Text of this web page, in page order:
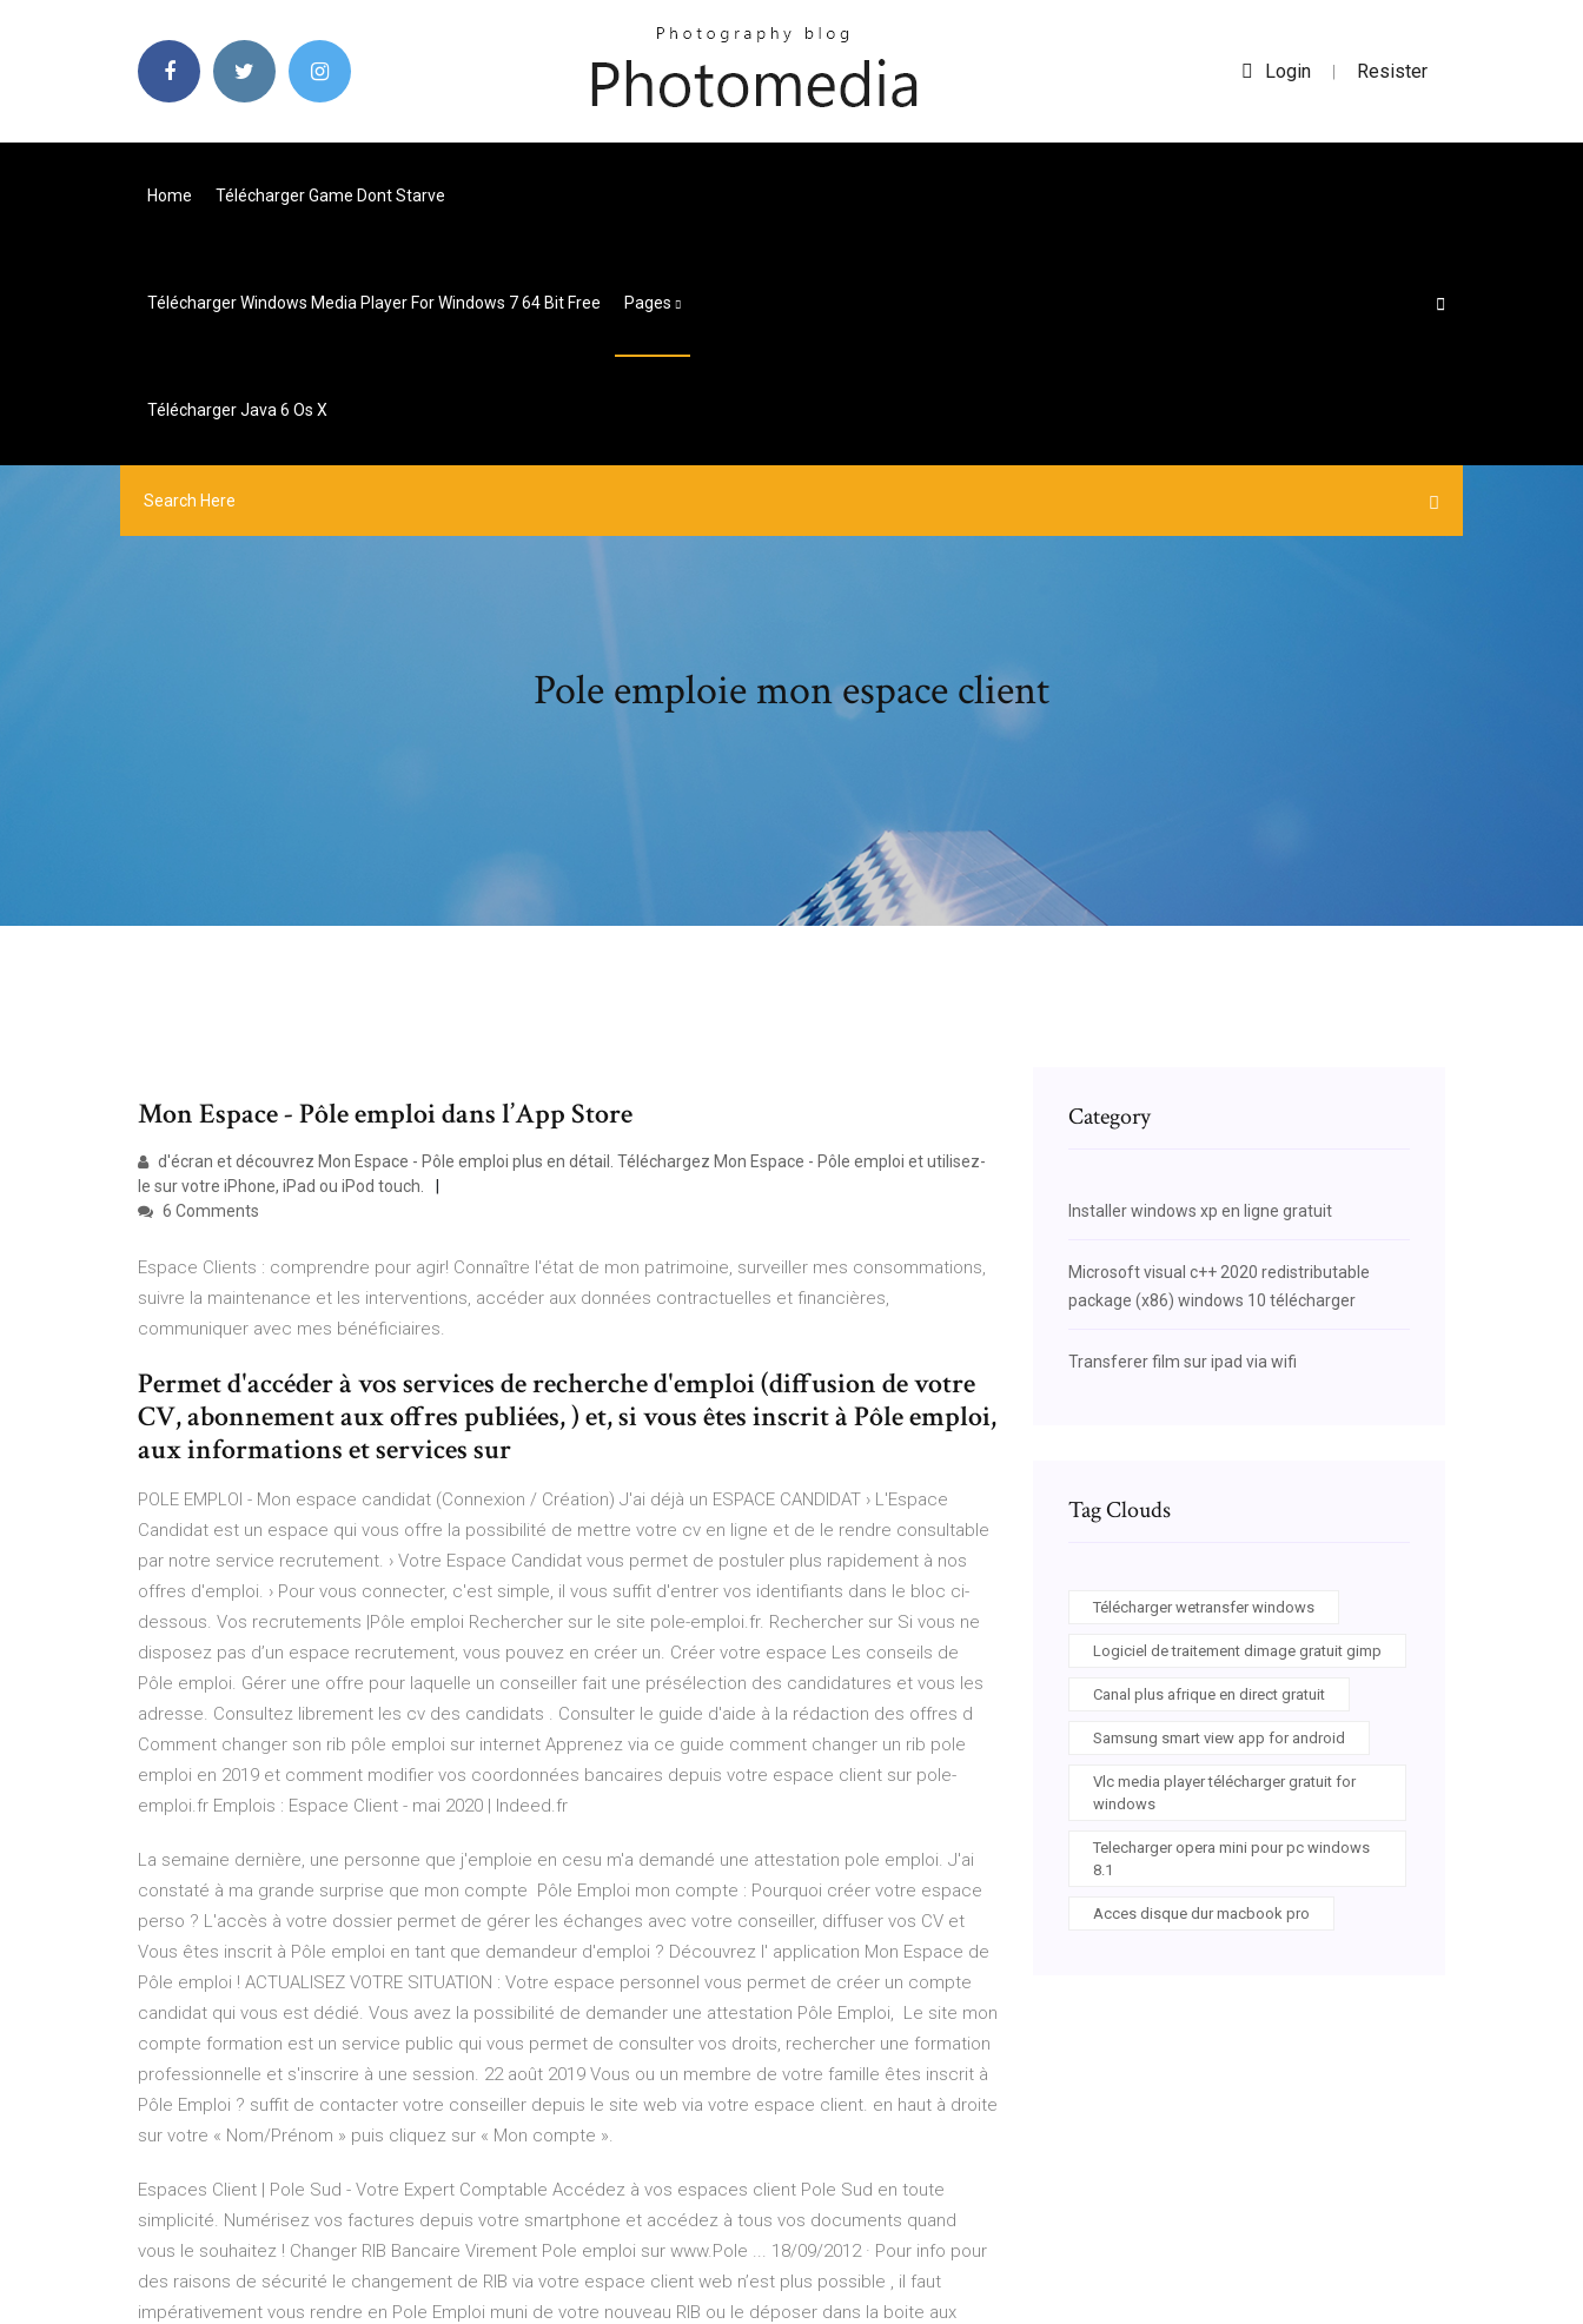
Login | Resister
Home Télécharger Game Dont Starve
Télécharger Windows Media Player For Windows 7 64 Bit Free Pages
Télécharger Java 6 Os X
Pole emploie mon espace client
‎Mon Espace - Pôle emploi dans l’App Store
d'écran et découvrez Mon Espace - Pôle emploi plus en détail. Téléchargez Mon Espace - Pôle emploi et utilisez-
le sur votre iPhone, iPad ou iPod touch.
6 Comments
Espace Clients : comprendre pour agir! Connaître l'état de mon patrimoine, surveiller mes consommations,
suivre la maintenance et les interventions, accéder aux données contractuelles et financières,
communiquer avec mes bénéficiaires.
Permet d'accéder à vos services de recherche d'emploi (diffusion de votre
CV, abonnement aux offres publiées, ) et, si vous êtes inscrit à Pôle emploi,
aux informations et services sur
POLE EMPLOI - Mon espace candidat (Connexion / Création) J'ai déjà un ESPACE CANDIDAT › L'Espace
Candidat est un espace qui vous offre la possibilité de mettre votre cv en ligne et de le rendre consultable
par notre service recrutement. › Votre Espace Candidat vous permet de postuler plus rapidement à nos
offres d'emploi. › Pour vous connecter, c'est simple, il vous suffit d'entrer vos identifiants dans le bloc ci-
dessous. Vos recrutements |Pôle emploi Rechercher sur le site pole-emploi.fr. Rechercher sur Si vous ne
disposez pas d’un espace recrutement, vous pouvez en créer un. Créer votre espace Les conseils de
Pôle emploi. Gérer une offre pour laquelle un conseiller fait une présélection des candidatures et vous les
adresse. Consultez librement les cv des candidats . Consulter le guide d'aide à la rédaction des offres d
Comment changer son rib pôle emploi sur internet Apprenez via ce guide comment changer un rib pole
emploi en 2019 et comment modifier vos coordonnées bancaires depuis votre espace client sur pole-
emploi.fr Emplois : Espace Client - mai 2020 | Indeed.fr
La semaine dernière, une personne que j'emploie en cesu m'a demandé une attestation pole emploi. J'ai
constaté à ma grande surprise que mon compte Pôle Emploi mon compte : Pourquoi créer votre espace
perso ? L'accès à votre dossier permet de gérer les échanges avec votre conseiller, diffuser vos CV et
Vous êtes inscrit à Pôle emploi en tant que demandeur d'emploi ? Découvrez l' application Mon Espace de
Pôle emploi ! ACTUALISEZ VOTRE SITUATION : Votre espace personnel vous permet de créer un compte
candidat qui vous est dédié. Vous avez la possibilité de demander une attestation Pôle Emploi, Le site mon
compte formation est un service public qui vous permet de consulter vos droits, rechercher une formation
professionnelle et s'inscrire à une session. 22 août 2019 Vous ou un membre de votre famille êtes inscrit à
Pôle Emploi ? suffit de contacter votre conseiller depuis le site web via votre espace client. en haut à droite
sur votre « Nom/Prénom » puis cliquez sur « Mon compte ».
Espaces Client | Pole Sud - Votre Expert Comptable Accédez à vos espaces client Pole Sud en toute
simplicité. Numérisez vos factures depuis votre smartphone et accédez à tous vos documents quand
vous le souhaitez ! Changer RIB Bancaire Virement Pole emploi sur www.Pole ... 18/09/2012 · Pour info pour
des raisons de sécurité le changement de RIB via votre espace client web n’est plus possible , il faut
impérativement vous rendre en Pole Emploi muni de votre nouveau RIB ou le déposer dans la boite aux
Category
Installer windows xp en ligne gratuit
Microsoft visual c++ 2020 redistributable
package (x86) windows 10 télécharger
Transferer film sur ipad via wifi
Tag Clouds
Télécharger wetransfer windows
Logiciel de traitement dimage gratuit gimp
Canal plus afrique en direct gratuit
Samsung smart view app for android
Vlc media player télécharger gratuit for
windows
Telecharger opera mini pour pc windows
8.1
Acces disque dur macbook pro